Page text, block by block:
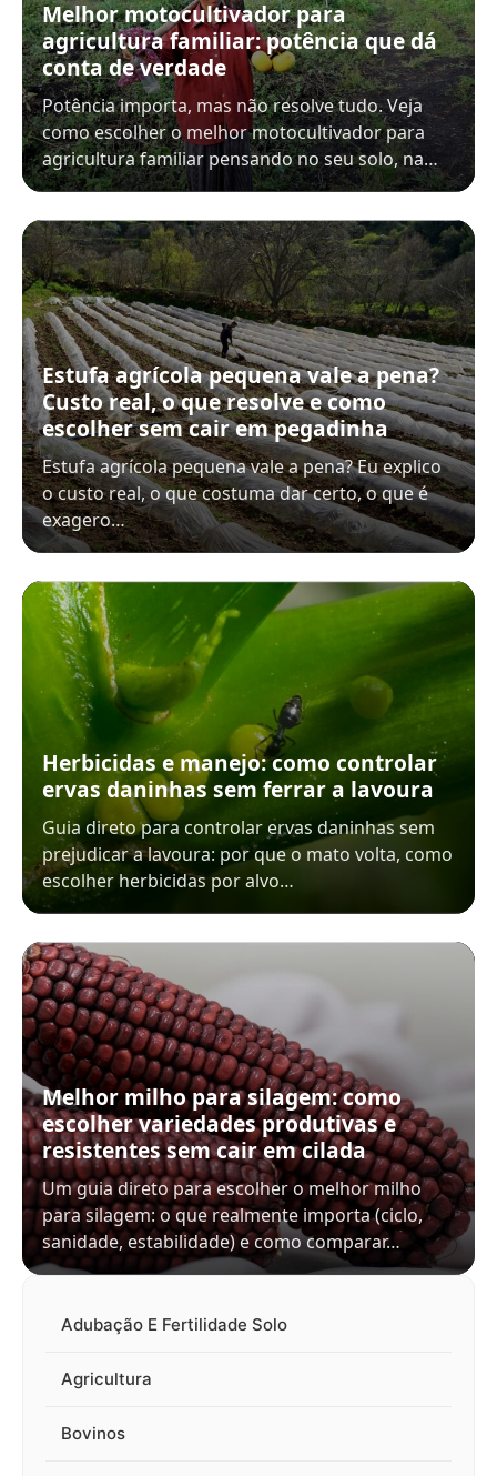
Melhor motocultivador para
agricultura familiar: potência que dá
conta de verdade
Potência importa, mas não resolve tudo. Veja
como escolher o melhor motocultivador para
agricultura familiar pensando no seu solo, na…
Estufa agrícola pequena vale a pena?
Custo real, o que resolve e como
escolher sem cair em pegadinha
Estufa agrícola pequena vale a pena? Eu explico
o custo real, o que costuma dar certo, o que é
exagero…
Herbicidas e manejo: como controlar
ervas daninhas sem ferrar a lavoura
Guia direto para controlar ervas daninhas sem
prejudicar a lavoura: por que o mato volta, como
escolher herbicidas por alvo…
Melhor milho para silagem: como
escolher variedades produtivas e
resistentes sem cair em cilada
Um guia direto para escolher o melhor milho
para silagem: o que realmente importa (ciclo,
sanidade, estabilidade) e como comparar…
Adubação E Fertilidade Solo
Agricultura
Bovinos